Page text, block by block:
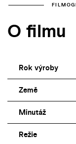
O filmu
Rok výroby
Země
Minutáž
Režie